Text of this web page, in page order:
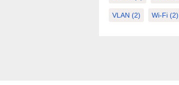
VLAN (2) Wi-Fi (2)